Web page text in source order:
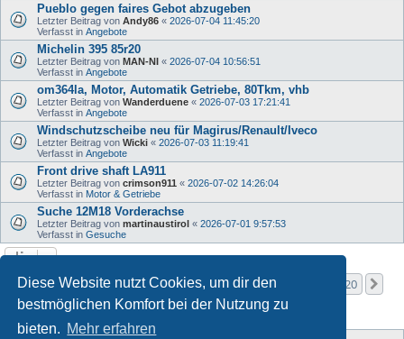
Diese Website nutzt Cookies, um dir den
bestmöglichen Komfort bei der Nutzung zu
bieten. Mehr erfahren
Pueblo gegen faires Gebot abzugeben
Letzter Beitrag von Andy86 « 2026-07-04 11:45:20
Verfasst in Angebote
Michelin 395 85r20
Letzter Beitrag von MAN-NI « 2026-07-04 10:56:51
Verfasst in Angebote
om364la, Motor, Automatik Getriebe, 80Tkm, vhb
Letzter Beitrag von Wanderduene « 2026-07-03 17:21:41
Verfasst in Angebote
Windschutzscheibe neu für Magirus/Renault/Iveco
Letzter Beitrag von Wicki « 2026-07-03 11:19:41
Verfasst in Angebote
Front drive shaft LA911
Letzter Beitrag von crimson911 « 2026-07-02 14:26:04
Verfasst in Motor & Getriebe
Suche 12M18 Vorderachse
Letzter Beitrag von martinaustirol « 2026-07-01 9:57:53
Verfasst in Gesuche
Die Suche ergab mehr als 1000 Treffer Seite1von
1 2 3 20